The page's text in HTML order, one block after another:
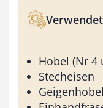
Hobel (Nr 4
Stecheisen
Geigenhobel